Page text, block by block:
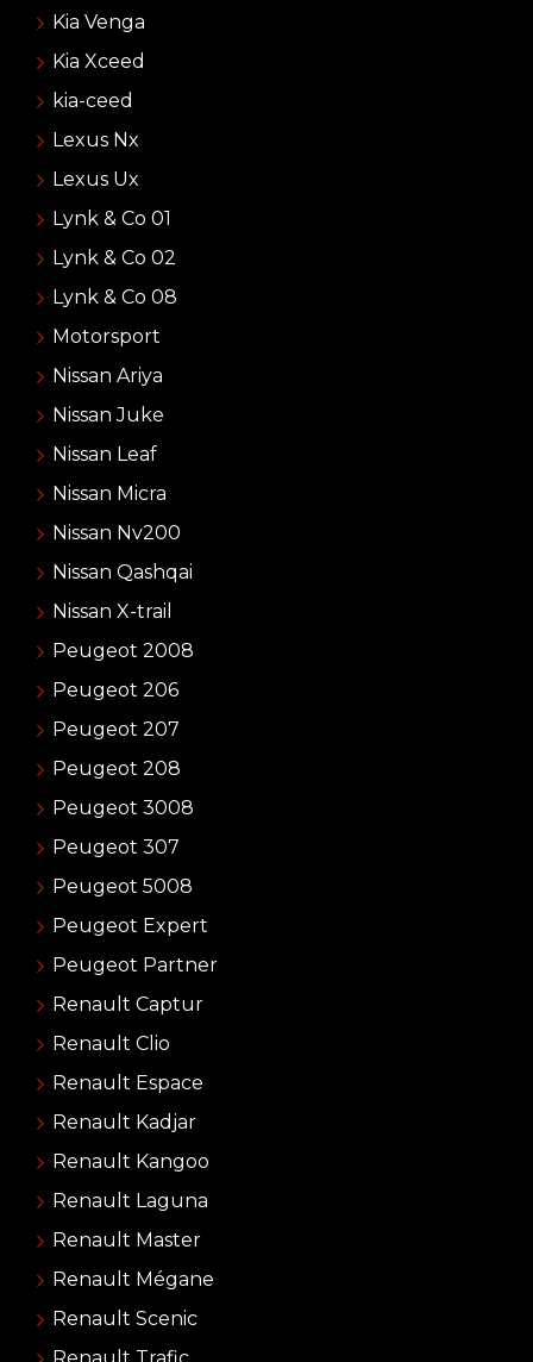
Kia Venga
Kia Xceed
kia-ceed
Lexus Nx
Lexus Ux
Lynk & Co 01
Lynk & Co 02
Lynk & Co 08
Motorsport
Nissan Ariya
Nissan Juke
Nissan Leaf
Nissan Micra
Nissan Nv200
Nissan Qashqai
Nissan X-trail
Peugeot 2008
Peugeot 206
Peugeot 207
Peugeot 208
Peugeot 3008
Peugeot 307
Peugeot 5008
Peugeot Expert
Peugeot Partner
Renault Captur
Renault Clio
Renault Espace
Renault Kadjar
Renault Kangoo
Renault Laguna
Renault Master
Renault Mégane
Renault Scenic